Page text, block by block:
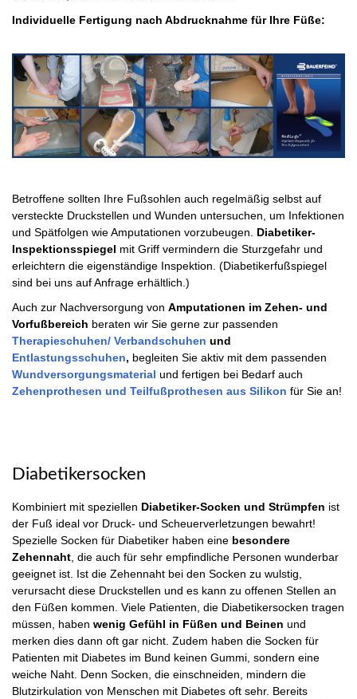
Individuelle Fertigung nach Abdrucknahme für Ihre Füße:
Betroffene sollten Ihre Fußsohlen auch regelmäßig selbst auf
versteckte Druckstellen und Wunden untersuchen, um Infektionen
und Spätfolgen wie Amputationen vorzubeugen. Diabetiker-
Inspektionsspiegel mit Griff vermindern die Sturzgefahr und
erleichtern die eigenständige Inspektion. (Diabetikerfußspiegel
sind bei uns auf Anfrage erhältlich.)
Auch zur Nachversorgung von Amputationen im Zehen- und
Vorfußbereich beraten wir Sie gerne zur passenden
Therapieschuhen/ Verbandschuhen und
Entlastungsschuhen, begleiten Sie aktiv mit dem passenden
Wundversorgungsmaterial und fertigen bei Bedarf auch
Zehenprothesen und Teilfußprothesen aus Silikon für Sie an!
Diabetikersocken
Kombiniert mit speziellen Diabetiker-Socken und Strümpfen ist
der Fuß ideal vor Druck- und Scheuerverletzungen bewahrt!
Spezielle Socken für Diabetiker haben eine besondere
Zehennaht, die auch für sehr empfindliche Personen wunderbar
geeignet ist. Ist die Zehennaht bei den Socken zu wulstig,
verursacht diese Druckstellen und es kann zu offenen Stellen an
den Füßen kommen. Viele Patienten, die Diabetikersocken tragen
müssen, haben wenig Gefühl in Füßen und Beinen und
merken dies dann oft gar nicht. Zudem haben die Socken für
Patienten mit Diabetes im Bund keinen Gummi, sondern eine
weiche Naht. Denn Socken, die einschneiden, mindern die
Blutzirkulation von Menschen mit Diabetes oft sehr. Bereits